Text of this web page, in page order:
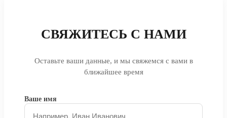
СВЯЖИТЕСЬ С НАМИ
Оставьте ваши данные, и мы свяжемся с вами в
ближайшее время
Ваше имя